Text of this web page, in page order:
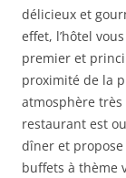
délicieux et
effet, l’hôtel
premier et
proximité de la
atmosphère
restaurant est
dîner et propose
buffets à thème